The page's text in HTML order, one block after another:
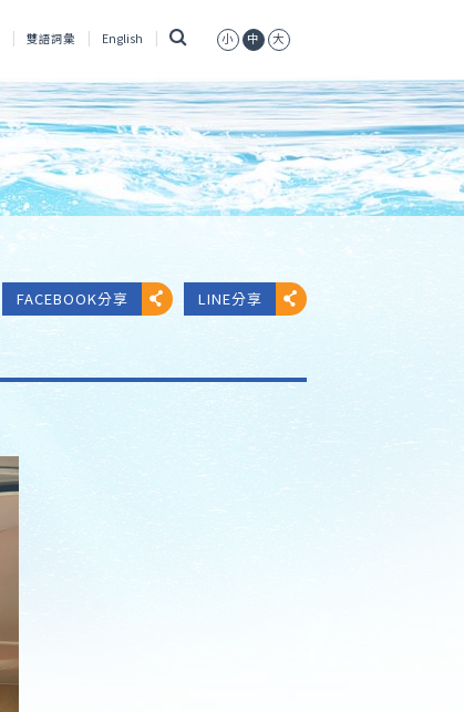
雙語詞彙 English 小 中 大
FACEBOOK分享 LINE分享